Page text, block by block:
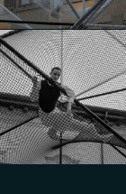
Riccardo Bertani
The Art of Dreams
Riccardo Bertani